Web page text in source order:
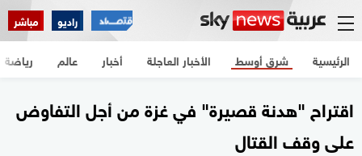
راديو مباشر
الرئيسية الأخبار العاجلة أخبار شرق أوسط عالم رياضة
اقتراح "هدنة قصيرة" في غزة من أجل التفاوض
على وقف القتال